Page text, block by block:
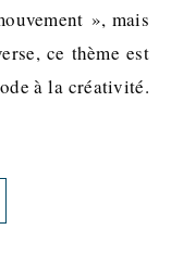
», mais
ce thème est
à la créativité.